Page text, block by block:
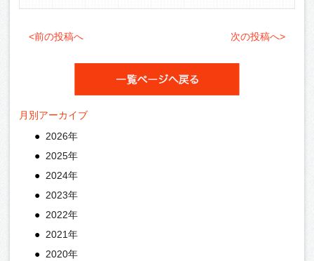
<前の投稿へ 次の投稿へ>
月別アーカイブ
2026年
2025年
2024年
2023年
2022年
2021年
2020年